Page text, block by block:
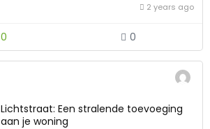
2 years ago
0 0
Lichtstraat: Een stralende toevoeging
aan je woning